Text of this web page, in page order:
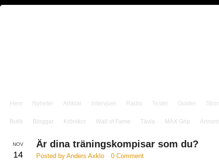
Hem Nyheter Artiklar Intervjuer Radio Tester Guider
Butik Bloggar Krönikor Wall of Fame Tävla MAX Grip
NOV
14
Är dina träningskompisar som du?
Posted by Anders Axklo 0 Comment